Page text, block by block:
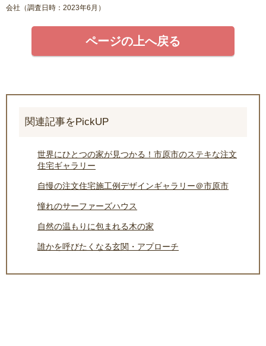
会社（調査日時：2023年6月）
ページの上へ戻る
関連記事をPickUP
世界にひとつの家が見つかる！市原市のステキな注文
住宅ギャラリー
自慢の注文住宅施工例デザインギャラリー＠市原市
憧れのサーファーズハウス
自然の温もりに包まれる木の家
誰かを呼びたくなる玄関・アプローチ